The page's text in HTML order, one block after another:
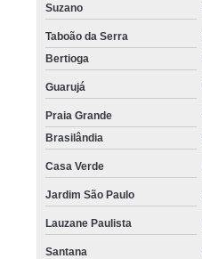
Suzano
Taboão da Serra
Bertioga
Guarujá
Praia Grande
Brasilândia
Casa Verde
Jardim São Paulo
Lauzane Paulista
Santana